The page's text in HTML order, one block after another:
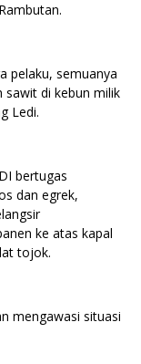
pelaku, semuanya
sawit di kebun milik
Ledi.
bertugas
dan egrek,
ke atas kapal
tojok.
mengawasi situasi